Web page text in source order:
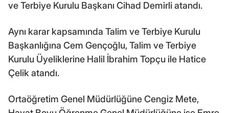
ve Terbiye Kurulu Başkanı Cihad Demirli atandı.
Aynı karar kapsamında Talim ve Terbiye Kurulu
Başkanlığına Cem Gençoğlu, Talim ve Terbiye
Kurulu Üyeliklerine Halil İbrahim Topçu ile Hatice
Çelik atandı.
Ortaöğretim Genel Müdürlüğüne Cengiz Mete,